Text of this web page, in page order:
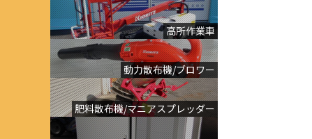
高所作業車
動力散布機/ブロワー
肥料散布機/マニアスプレッダー